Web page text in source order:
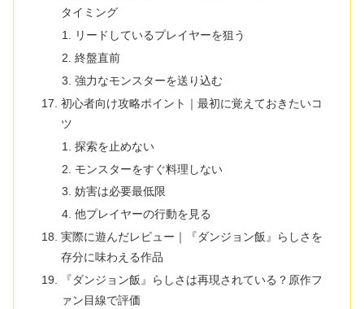
タイミング
リードしているプレイヤーを狙う
終盤直前
強力なモンスターを送り込む
初心者向け攻略ポイント｜最初に覚えておきたいコ
ツ
探索を止めない
モンスターをすぐ料理しない
妨害は必要最低限
他プレイヤーの行動を見る
実際に遊んだレビュー｜『ダンジョン飯』らしさを
存分に味わえる作品
『ダンジョン飯』らしさは再現されている？原作フ
ァン目線で評価